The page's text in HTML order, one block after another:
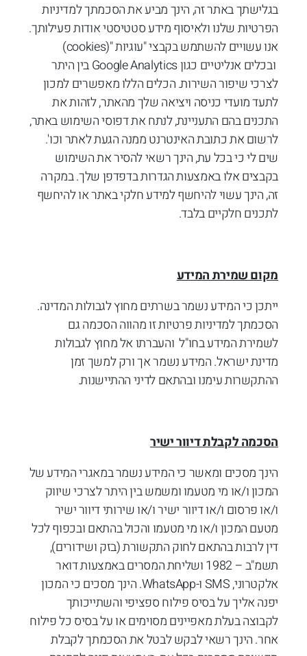
בגלישתך באתר זה, הינך מביע את הסכמתך למדיניות
הפרטיות שלנו ולאיסוף מידע סטטיסטי אודות פעילותך.
אנו עשויים להשתמש בקבצי "עוגיות "(cookies)
ובכלים אנליטיים כגון Google Analytics בין היתר
לצרכי שיפור השירות. הכלים הללו מאפשרים למכון
לתעד מועדי כניסה ויציאה שלך מהאתר, לזהות את
התכנים בהם התעניינת, לנתח את דפוסי השימוש באתר,
לרשום את כתובת האינטרנט ממנה הגעת לאתר וכו'.
שים לי כי בכל עת, הינך רשאי להסיר את השימוש
בקבצים אלו באמצעות הגדרות בדפדפן שלך. במקרה
זה, הינך עשוי להיחשף למידע חלקי באתר או להיחשף
לתכנים חלקיים בלבד.
מקום שמירת המידע
ייתכן כי המידע נשמר בשרתים מחוץ לגבולות המדינה.
הסכמתך למדיניות פרטיות זו מהווה הסכמה גם
לשמירת המידע בחו"ל והעברתו אל מחוץ לגבולות
מדינת ישראל. המידע נשמר אך ורק למשך זמן
ההתקשרות עימנו ובהתאם לדיני ההתיישנות.
הסכמה לקבלת דיוור ישיר
הינך מסכים ומאשר כי המידע נשמר במאגרי המידע של
המכון ו/או מי מטעמו ומשמש בין היתר לצרכי שיווק
ו/או פרסום ו/או דיוור ישיר ו/או שירותי דיוור ישיר
מטעם המכון ו/או מי מטעמו והכול בהתאם ובכפוף לכל
דין לרבות בהתאם לחוק התקשורת (בזק ושידורים),
תשמ"ב – 1982 ושליחת המסרים באמצעות דואר
אלקטרוני, SMS ו-WhatsApp. הינך מסכים כי המכון
יפנה אליך על בסיס פילוח ספציפי והשתייכותך
לקבוצה בעלת מאפיינים מסוימים או על בסיס כל פילוח
אחר. הינך רשאי לבקש לבטל את הסכמתך לקבלת